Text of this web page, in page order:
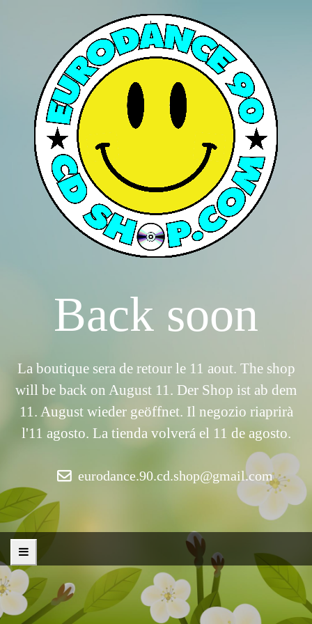
Back soon
La boutique sera de retour le 11 aout. The shop
will be back on August 11. Der Shop ist ab dem
11. August wieder geöffnet. Il negozio riaprirà
l'11 agosto. La tienda volverá el 11 de agosto.
eurodance.90.cd.shop@gmail.com